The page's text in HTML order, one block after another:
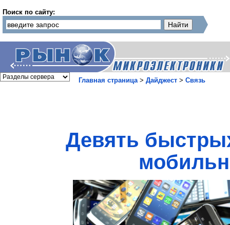
Поиск по сайту:
Главная страница> Дайджест > Связь
Девять